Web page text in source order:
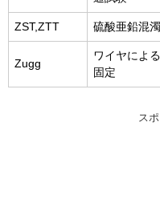
ZST,ZTT 硫酸亜鉛混
Zugg
ワイヤによ
固定
ス